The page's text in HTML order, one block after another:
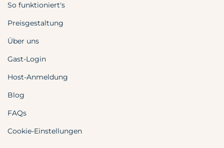
So funktioniert's
Preisgestaltung
Über uns
Gast-Login
Host-Anmeldung
Blog
FAQs
Cookie-Einstellungen